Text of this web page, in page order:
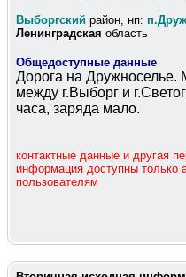
Выборгский район, нп:
Ленинградская область
Общедоступные данные
Дорога на Дружноселье.
между г.Выборг и
часа, заряда мало.
контактные данные и другая
информация доступны только
пользователям